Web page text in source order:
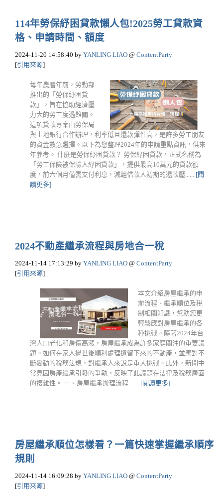
114年勞保紓困貸款懶人包!2025勞工貸款資
格、申請時間、額度
2024-11-20 14:58:40 by YANLING LIAO @ ContentParty
[引用來源]
每年農曆年前，勞動部
推出的「勞保紓困貸
款」，旨在協助經濟壓
力大的勞工度過難關。
這項貸款專案由勞保局
與土地銀行合作辦理，利率低且還款彈性高，是許多勞工朋友
的資金救急選擇。以下為您整理2024年的申請重點資訊，供來
年參考。 什麼是勞保紓困貸款？ 勞保紓困貸款，正式名稱為
「勞工保險被保險人紓困貸款」，提供最高10萬元的貸款額
度，前六個月僅需支付利息，減輕借款人初期的還款壓...... [閱
讀更多]
2024不動產繼承流程與房地合一稅
2024-11-14 17:13:29 by YANLING LIAO @ ContentParty
[引用來源]
本文介紹房屋繼承的申
辦流程、繼承順位及稅
制相關知識，幫助您更
輕鬆應對房屋繼承的各
種挑戰。隨著2024年台
灣人口老化和房價高漲，房屋繼承成為許多家庭關注的重要議
題。如何在家人過世後順利處理遺留下來的不動產，並應對不
斷變動的稅務法規，對繼承人來說是重大挑戰。此外，新聞中
常見因房產繼承引發的爭執，反映了此議題在法律及稅務層面
的複雜性。 一、房屋繼承辦理流程 ...... [閱讀更多]
房屋繼承順位怎樣看？一篇快速掌握繼承順序
規則
2024-11-14 16:09:28 by YANLING LIAO @ ContentParty
[引用來源]